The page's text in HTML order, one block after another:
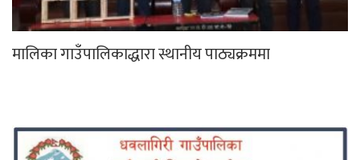
मालिका गाउँपालिकाद्धारा स्थानीय पाठ्यक्रममा